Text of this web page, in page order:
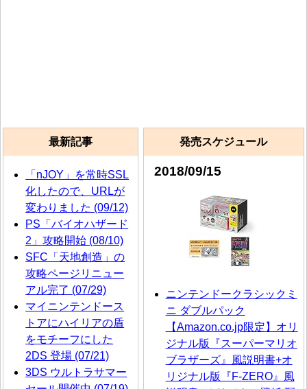
最新記事
「nJOY」を常時SSL
化したので、URLが
変わりました (09/12)
PS「バイオハザード
2」攻略開始 (08/10)
SFC「天地創造」の
攻略ページリニュー
アル完了 (07/29)
マイニンテンドース
トアにハイリアの盾
をモチーフにした
2DS 登場 (07/21)
3DS ウルトラサマー
発売スケジュール
2018/09/15
ニンテンドークラシックミ
ニ ダブルパック
【Amazon.co.jp限定】オリ
ジナル版『スーパーマリオ
ブラザーズ』風説明書+オ
リジナル版『F-ZERO』風